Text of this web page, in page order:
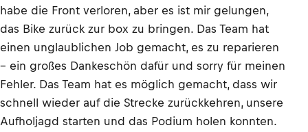
habe die Front verloren, aber es ist mir gelungen,
das Bike zurück zur box zu bringen. Das Team hat
einen unglaublichen Job gemacht, es zu reparieren
– ein großes Dankeschön dafür und sorry für meinen
Fehler. Das Team hat es möglich gemacht, dass wir
schnell wieder auf die Strecke zurückkehren, unsere
Aufholjagd starten und das Podium holen konnten.